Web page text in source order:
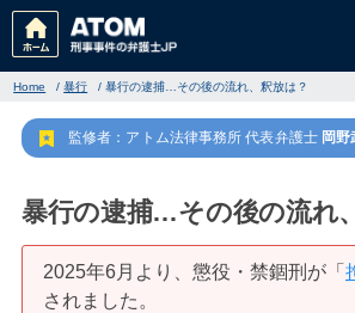
刑事事件でお困りの方
Home /暴行 /暴行の逮捕…その後の流れ、釈放は？
監修者：アトム法律事務所 代表弁護士 岡野
暴行の逮捕…その後の流れ
2025年6月より、懲役・禁錮刑が「
されました。